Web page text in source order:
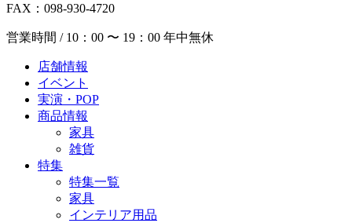
FAX：098-930-4720
営業時間 / 10：00 〜 19：00 年中無休
店舗情報
イベント
実演・POP
商品情報
家具
雑貨
特集
特集一覧
家具
インテリア用品